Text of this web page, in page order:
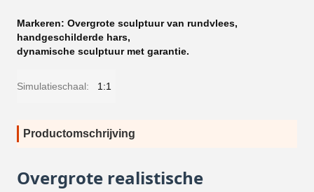
Markeren: Overgrote sculptuur van rundvlees,
handgeschilderde hars,
dynamische sculptuur met garantie.
Simulatieschaal: 1:1
Productomschrijving
Overgrote realistische